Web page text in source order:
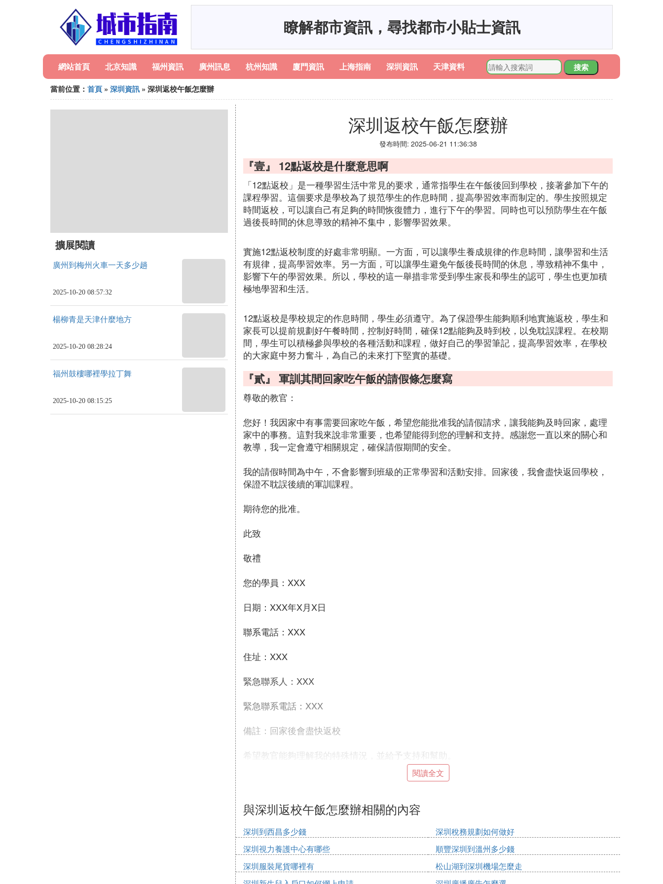
瞭解都市資訊，尋找都市小貼士資訊
網站首頁 北京知識 福州資訊 廣州訊息 杭州知識 廈門資訊 上海指南 深圳資訊 天津資料
搜索
當前位置： 首頁 » 深圳資訊 » 深圳返校午飯怎麼辦
擴展閱讀
廣州到梅州火車一天多少趟
2025-10-20 08:57:32
楊柳青是天津什麼地方
2025-10-20 08:28:24
福州鼓樓哪裡學拉丁舞
2025-10-20 08:15:25
深圳返校午飯怎麼辦
發布時間: 2025-06-21 11:36:38
『壹』 12點返校是什麼意思啊
「12點返校」是一種學習生活中常見的要求，通常指學生在午飯後回到學校，接著參加下午的
課程學習。這個要求是學校為了規范學生的作息時間，提高學習效率而制定的。學生按照規定
時間返校，可以讓自己有足夠的時間恢復體力，進行下午的學習。同時也可以預防學生在午飯
過後長時間的休息導致的精神不集中，影響學習效果。
實施12點返校制度的好處非常明顯。一方面，可以讓學生養成規律的作息時間，讓學習和生活
有規律，提高學習效率。另一方面，可以讓學生避免午飯後長時間的休息，導致精神不集中，
影響下午的學習效果。所以，學校的這一舉措非常受到學生家長和學生的認可，學生也更加積
極地學習和生活。
12點返校是學校規定的作息時間，學生必須遵守。為了保證學生能夠順利地實施返校，學生和
家長可以提前規劃好午餐時間，控制好時間，確保12點能夠及時到校，以免耽誤課程。在校期
間，學生可以積極參與學校的各種活動和課程，做好自己的學習筆記，提高學習效率，在學校
的大家庭中努力奮斗，為自己的未來打下堅實的基礎。
『貳』 軍訓其間回家吃午飯的請假條怎麼寫
尊敬的教官：
您好！我因家中有事需要回家吃午飯，希望您能批准我的請假請求，讓我能夠及時回家，處理
家中的事務。這對我來說非常重要，也希望能得到您的理解和支持。感謝您一直以來的關心和
教導，我一定會遵守相關規定，確保請假期間的安全。
我的請假時間為中午，不會影響到班級的正常學習和活動安排。回家後，我會盡快返回學校，
保證不耽誤後續的軍訓課程。
期待您的批准。
此致
敬禮
您的學員：XXX
日期：XXX年X月X日
聯系電話：XXX
住址：XXX
緊急聯系人：XXX
緊急聯系電話：XXX
備註：回家後會盡快返校
希望教官能夠理解我的特殊情況，並給予支持和幫助。
此致
敬禮
您的學員：XXX
日期：XXX年X月X日
閱讀全文
與深圳返校午飯怎麼辦相關的內容
深圳到西昌多少錢
深圳稅務規劃如何做好
深圳視力養護中心有哪些
順豐深圳到溫州多少錢
深圳服裝尾貨哪裡有
松山湖到深圳機場怎麼走